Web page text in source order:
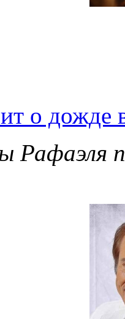
о дожде
Рафаэля